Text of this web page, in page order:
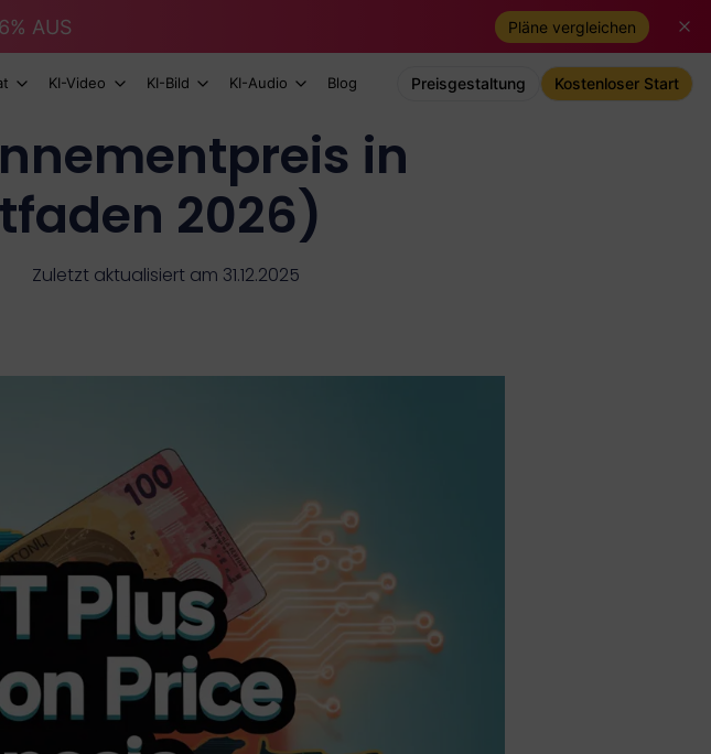
AUS Pläne vergleichen
KI-Video KI-Bild KI-Audio Blog Preisgestaltung Kostenloser Start
in
2026)
Zuletzt aktualisiert am 31.12.2025